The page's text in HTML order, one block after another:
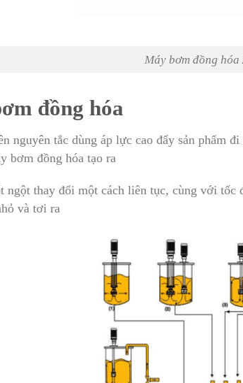
Máy bơm đồng
đồng hóa
nguyên tắc dùng áp lực cao đẩy sản phẩm
bơm đồng hóa tạo ra
ngột thay đổi một cách liên tục, cùng với tốc
và tơi ra